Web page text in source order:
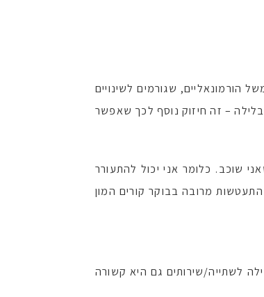
שגורמים לשינויים
– זה חיזוק נוסף לכך שאפשר
שוכב. כלומר אני יכול להתעורר
מרובה בבוקר קורים המון
לשתייה/שירותים גם היא קשורה